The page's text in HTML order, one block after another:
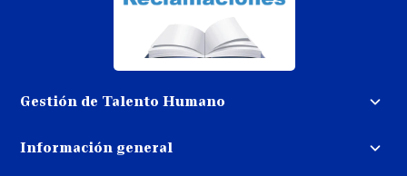
Gestión de Talento Humano
Trabaja con nosotros
Información general